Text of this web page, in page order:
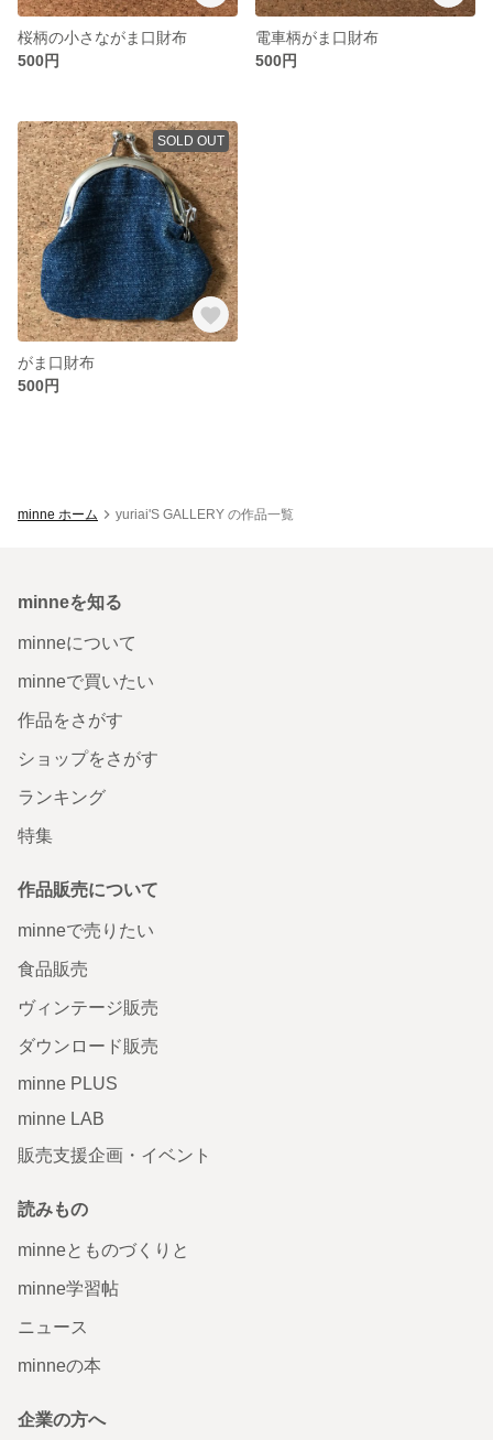
桜柄の小さながま口財布
500円
電車柄がま口財布
500円
SOLD OUT
がま口財布
500円
minne ホーム yuriai'S GALLERY の作品一覧
minneを知る
minneについて
minneで買いたい
作品をさがす
ショップをさがす
ランキング
特集
作品販売について
minneで売りたい
食品販売
ヴィンテージ販売
ダウンロード販売
minne PLUS
minne LAB
販売支援企画・イベント
読みもの
minneとものづくりと
minne学習帖
ニュース
minneの本
企業の方へ